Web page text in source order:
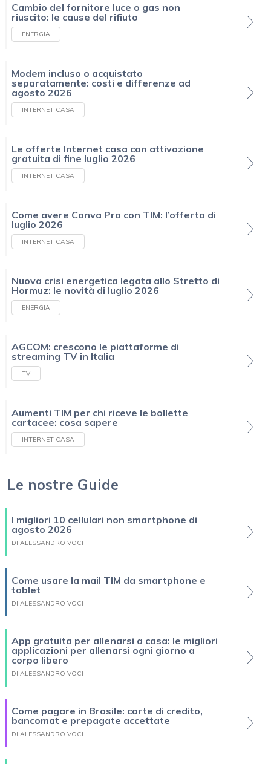
Cambio del fornitore luce o gas non
riuscito: le cause del rifiuto
ENERGIA
Modem incluso o acquistato
separatamente: costi e differenze ad
agosto 2026
INTERNET CASA
Le offerte Internet casa con attivazione
gratuita di fine luglio 2026
INTERNET CASA
Come avere Canva Pro con TIM: l’offerta di
luglio 2026
INTERNET CASA
Nuova crisi energetica legata allo Stretto di
Hormuz: le novità di luglio 2026
ENERGIA
AGCOM: crescono le piattaforme di
streaming TV in Italia
TV
Aumenti TIM per chi riceve le bollette
cartacee: cosa sapere
INTERNET CASA
Le nostre Guide
I migliori 10 cellulari non smartphone di
agosto 2026
DI ALESSANDRO VOCI
Come usare la mail TIM da smartphone e
tablet
DI ALESSANDRO VOCI
App gratuita per allenarsi a casa: le migliori
applicazioni per allenarsi ogni giorno a
corpo libero
DI ALESSANDRO VOCI
Come pagare in Brasile: carte di credito,
bancomat e prepagate accettate
DI ALESSANDRO VOCI